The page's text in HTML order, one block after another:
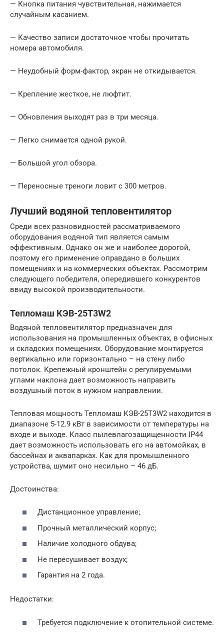
— Кнопка питания чувствительная, нажимается
случайным касанием.
— Качество записи достаточное чтобы прочитать
номера автомобиля.
— Неудобный форм-фактор, экран не откидывается.
— Крепление жесткое, не люфтит.
— Обновления выходят раз в три месяца.
— Легко снимается одной рукой.
— Большой угол обзора.
— Переносные треноги ловит с 300 метров.
Лучший водяной тепловентилятор
Среди всех разновидностей рассматриваемого
оборудования водяной тип является самым
эффективным. Однако он же и наиболее дорогой,
поэтому его применение оправдано в больших
помещениях и на коммерческих объектах. Рассмотрим
следующего победителя, опередившего конкурентов
ввиду высокой производительности.
Тепломаш КЭВ-25Т3W2
Водяной тепловентилятор предназначен для
использования на промышленных объектах, в офисных
и складских помещениях. Оборудование монтируется
вертикально или горизонтально – на стену либо
потолок. Крепежный кронштейн с регулируемыми
углами наклона дает возможность направить
воздушный поток в нужном направлении.
Тепловая мощность Тепломаш КЭВ-25Т3W2 находится в
диапазоне 5-12.9 кВт в зависимости от температуры на
входе и выходе. Класс пылевлагозащищенности IP44
дает возможность использовать его на автомойках, в
бассейнах и аквапарках. Как для промышленного
устройства, шумит оно несильно – 46 дБ.
Достоинства:
Дистанционное управление;
Прочный металлический корпус;
Наличие холодного обдува;
Не пересушивает воздух;
Гарантия на 2 года.
Недостатки:
Требуется подключение к отопительной системе.